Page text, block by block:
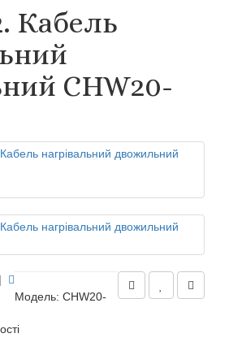
Кабель
CHW20-
|
Модель: CHW20-